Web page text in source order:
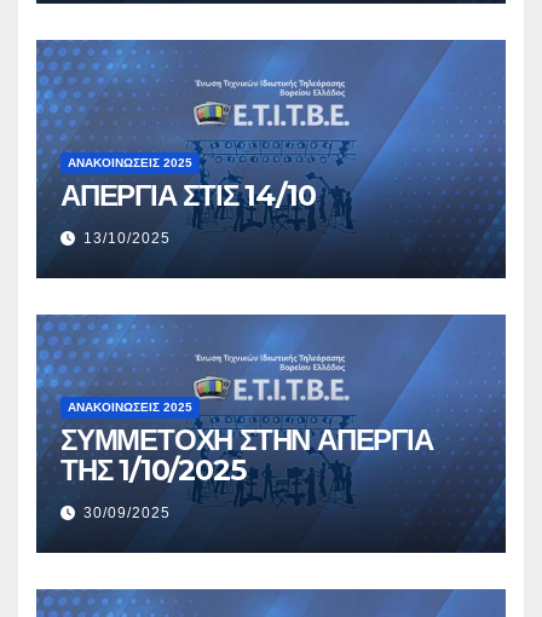
ΑΝΑΚΟΙΝΏΣΕΙΣ 2025
ΑΠΕΡΓΙΑ ΣΤΙΣ 14/10
13/10/2025
ΑΝΑΚΟΙΝΏΣΕΙΣ 2025
ΣΥΜΜΕΤΟΧΗ ΣΤΗΝ ΑΠΕΡΓΙΑ
ΤΗΣ 1/10/2025
30/09/2025